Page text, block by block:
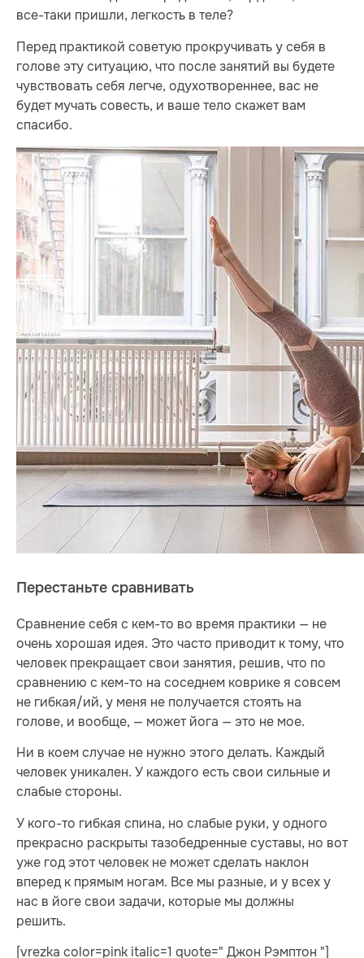
все-таки пришли, легкость в теле?
Перед практикой советую прокручивать у себя в
голове эту ситуацию, что после занятий вы будете
чувствовать себя легче, одухотвореннее, вас не
будет мучать совесть, и ваше тело скажет вам
спасибо.
Перестаньте сравнивать
Сравнение себя с кем-то во время практики — не
очень хорошая идея. Это часто приводит к тому, что
человек прекращает свои занятия, решив, что по
сравнению с кем-то на соседнем коврике я совсем
не гибкая/ий, у меня не получается стоять на
голове, и вообще, — может йога — это не мое.
Ни в коем случае не нужно этого делать. Каждый
человек уникален. У каждого есть свои сильные и
слабые стороны.
У кого-то гибкая спина, но слабые руки, у одного
прекрасно раскрыты тазобедренные суставы, но вот
уже год этот человек не может сделать наклон
вперед к прямым ногам. Все мы разные, и у всех у
нас в йоге свои задачи, которые мы должны
решить.
[vrezka color=pink italic=1 quote=" Джон Рэмптон "]